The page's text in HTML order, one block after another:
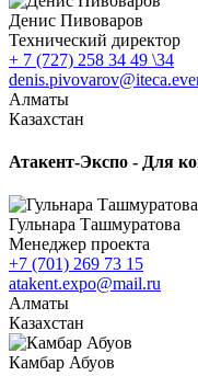
Денис Пивоваров
Технический директор
+ 7 (727) 258 34 49 \34
Алматы
Казахстан
Атакент-Экспо - Для
Гульнара Ташмуратова
Менеджер проекта
+7 (701) 269 73 15
atakent.expo@mail.ru
Алматы
Казахстан
Камбар Абуов